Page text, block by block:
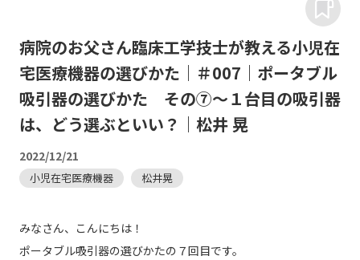
病院のお父さん臨床工学技士が教える小児在
宅医療機器の選びかた｜＃007｜ポータブル
吸引器の選びかた その⑦～１台目の吸引器
は、どう選ぶといい？｜松井 晃
2022/12/21
小児在宅医療機器 松井晃
みなさん、こんにちは！
ポータブル吸引器の選びかたの７回目です。